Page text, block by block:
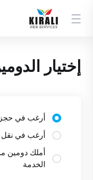
إختيار
أرغب في
أرغب في نقل
أملك دومين
الخدمة